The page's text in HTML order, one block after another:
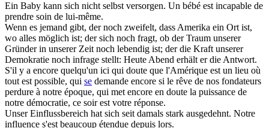
Ein Baby kann sich nicht selbst versorgen. Un bébé est incapable de
prendre soin de lui-même.
Wenn es jemand gibt, der noch zweifelt, dass Amerika ein Ort ist,
wo alles möglich ist; dersich noch fragt, ob der Traum unserer
Gründer in unserer Zeit noch lebendig ist; der die Kraft unserer
Demokratie noch infrage stellt: Heute Abend erhält er die Antwort.
S'il y a encore quelqu'un ici qui doute que l'Amérique est un lieu où
tout est possible, qui se demande encore si le rêve de nos fondateurs
perdure à notre époque, qui met encore en doute la puissance de
notre démocratie, ce soir est votre réponse.
Unser Einflussbereich hatsich seit damals stark ausgedehnt. Notre
influence s'est beaucoup étendue depuis lors.